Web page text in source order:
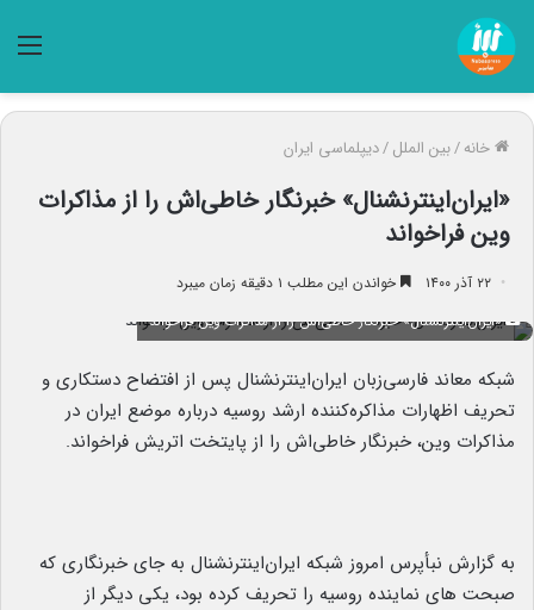
خانه/بین الملل/دیپلماسی ایران
«ایران‌اینترنشنال» خبرنگار خاطی‌اش را از مذاکرات
وین فراخواند
۲۲ آذر ۱۴۰۰ خواندن این مطلب ۱ دقیقه زمان میبرد
«ایران‌اینترنشنال» خبرنگار خاطی‌اش را از مذاکرات وین فراخواند
شبکه معاند فارسی‌زبان ایران‌اینترنشنال پس از افتضاح دستکاری و
تحریف اظهارات مذاکره‌کننده ارشد روسیه درباره موضع ایران در
مذاکرات وین، خبرنگار خاطی‌اش را از پایتخت اتریش فراخواند.
به گزارش نبأپرس امروز شبکه ایران‌اینترنشنال به جای خبرنگاری که
صبحت های نماینده روسیه را تحریف کرده بود، یکی دیگر از